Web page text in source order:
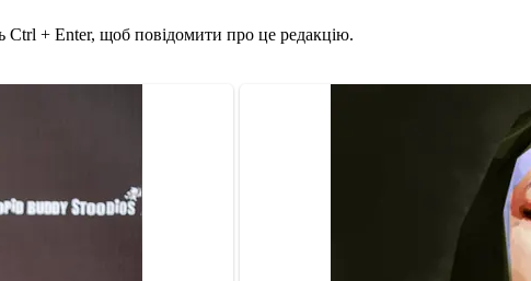
Ctrl + Enter, щоб повідомити про це редакцію.